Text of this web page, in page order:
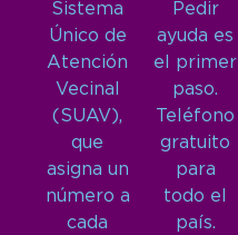
Sistema
Único de
Atención
Vecinal
(SUAV),
que
asigna un
número a
cada
Pedir
ayuda es
el primer
paso.
Teléfono
gratuito
para
todo el
país.